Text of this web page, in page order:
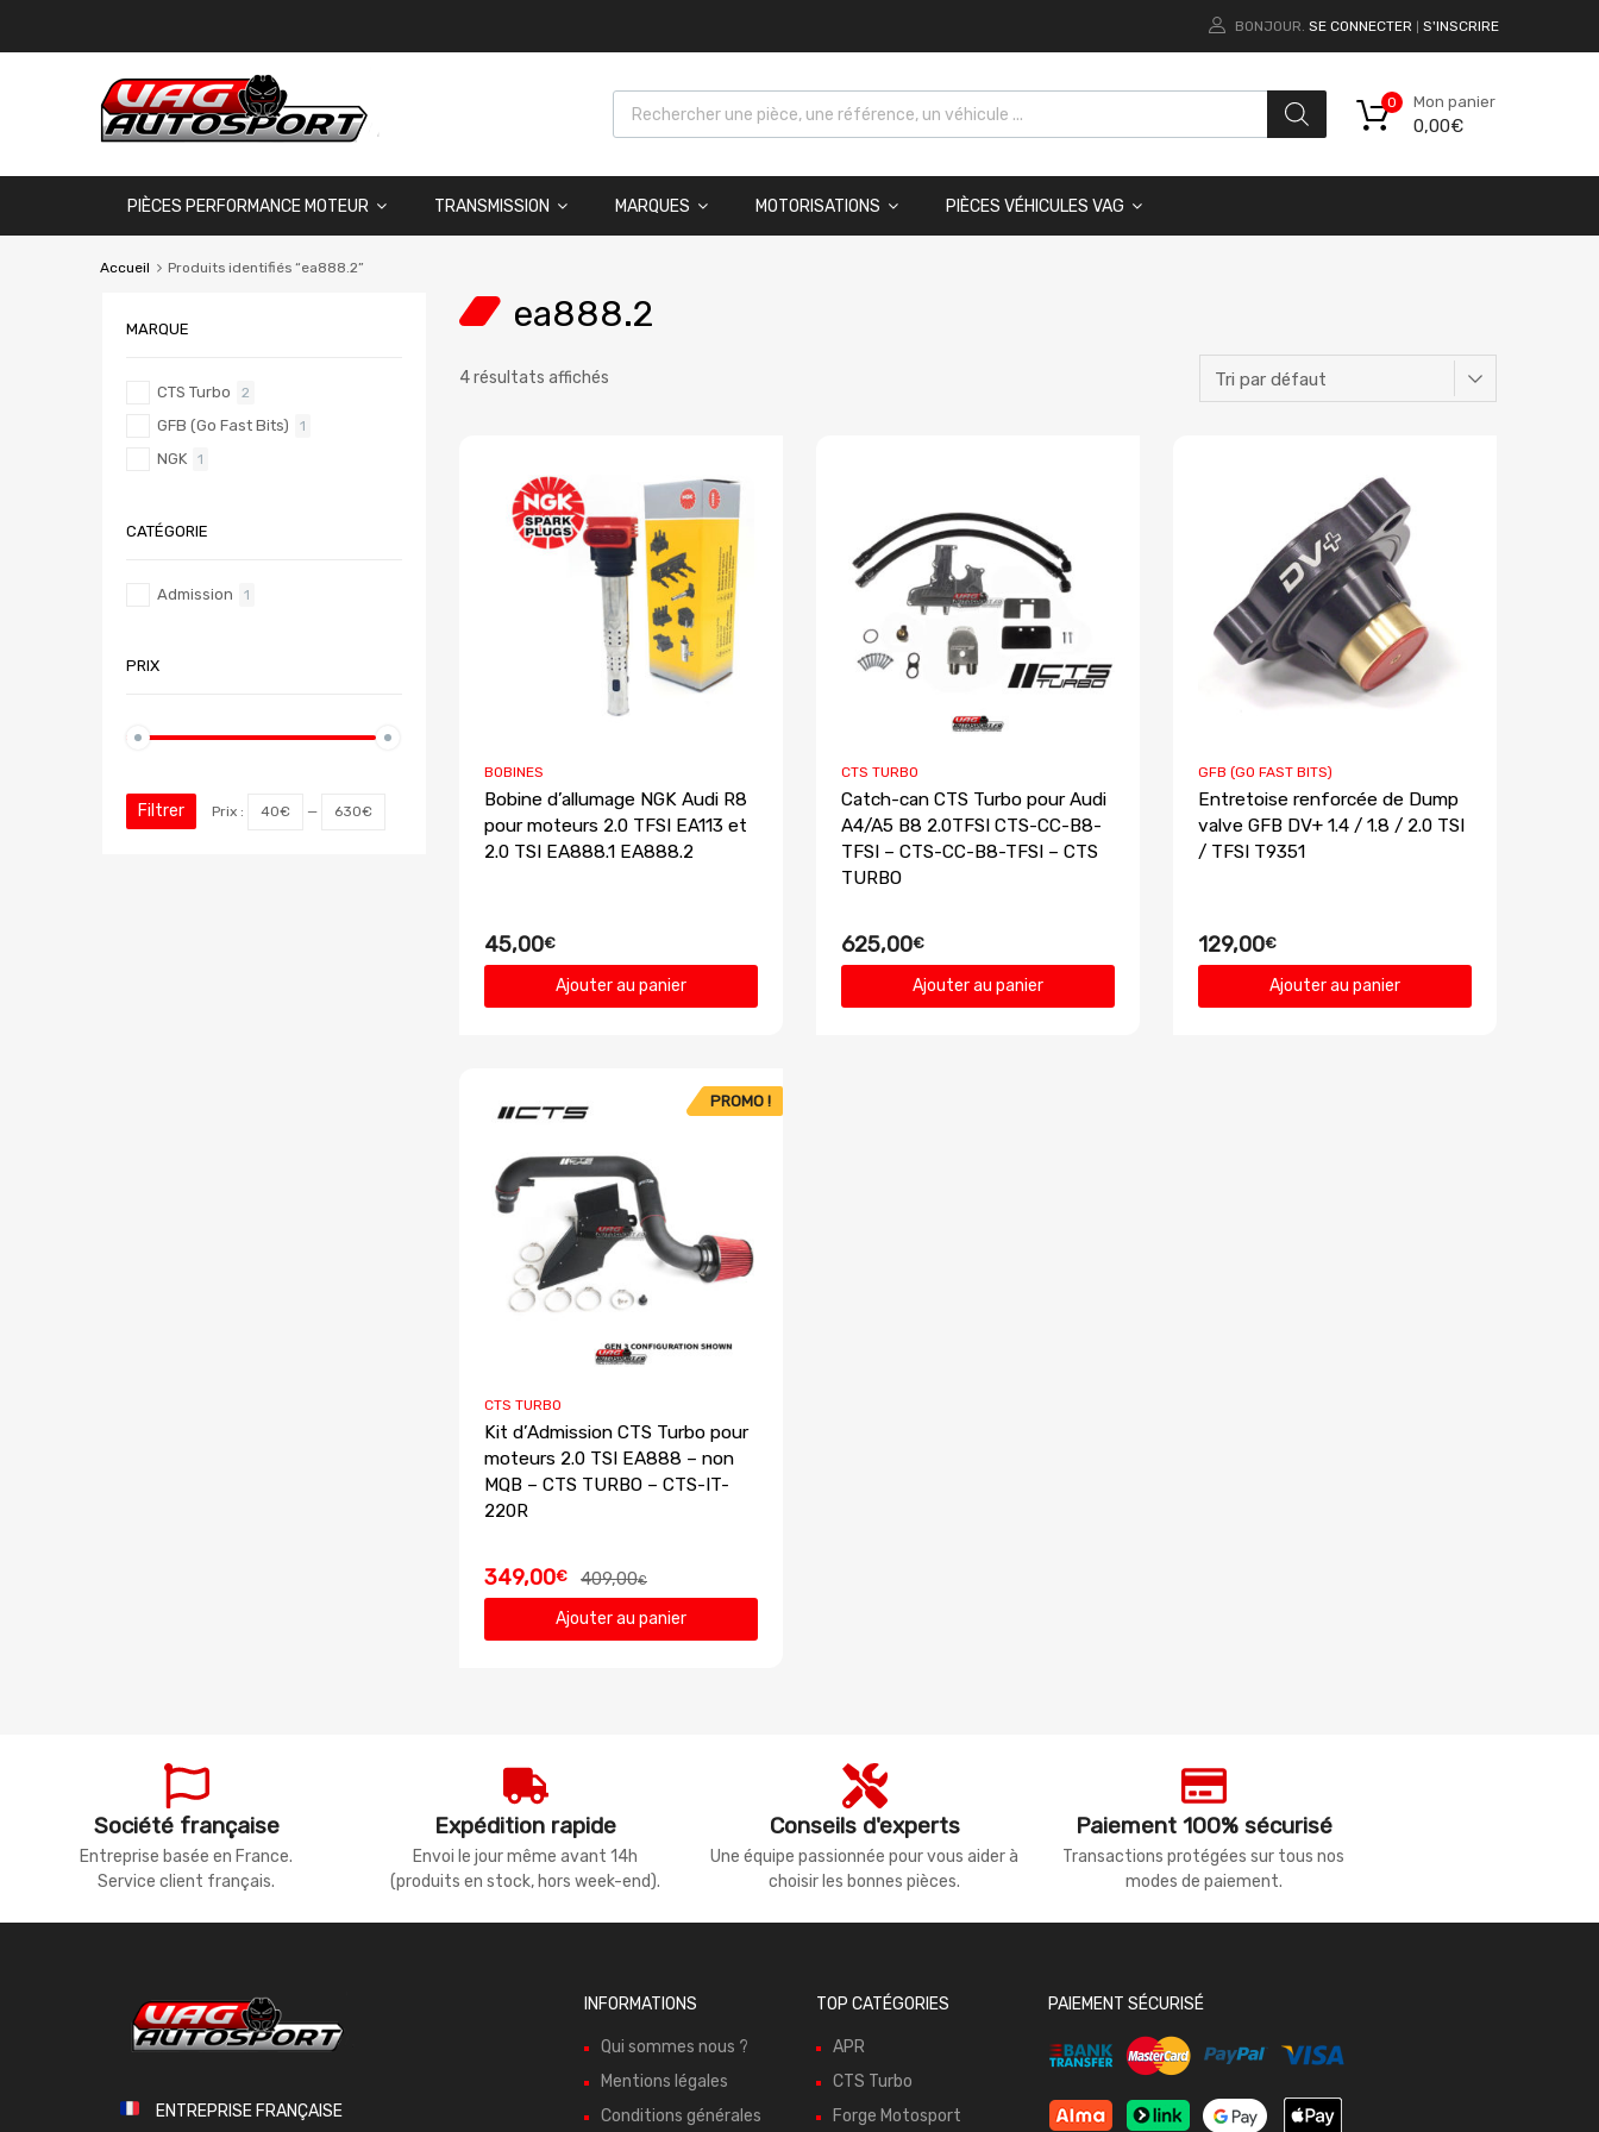
BONJOUR. SE CONNECTER S'INSCRIRE
Mon panier
0,00€
0
PIÈCES PERFORMANCE MOTEUR TRANSMISSION MARQUES MOTORISATIONS PIÈCES VÉHICULES VAG
Accueil Produits identifiés “ea888.2”
ea888.2
4 résultats affichés
BOBINES
Bobine d’allumage NGK Audi R8
pour moteurs 2.0 TFSI EA113 et
2.0 TSI EA888.1 EA888.2
45,00€
Ajouter au panier
CTS TURBO
Catch-can CTS Turbo pour Audi
A4/A5 B8 2.0TFSI CTS-CC-B8-
TFSI – CTS-CC-B8-TFSI – CTS
TURBO
625,00€
Ajouter au panier
GFB (GO FAST BITS)
Entretoise renforcée de Dump
valve GFB DV+ 1.4 / 1.8 / 2.0 TSI
/ TFSI T9351
129,00€
Ajouter au panier
PROMO !
CTS TURBO
Kit d’Admission CTS Turbo pour
moteurs 2.0 TSI EA888 – non
MQB – CTS TURBO – CTS-IT-
220R
409,00€
349,00€
Ajouter au panier
MARQUE
CTS Turbo 2
GFB (Go Fast Bits) 1
NGK 1
CATÉGORIE
Admission 1
PRIX
Filtrer Prix : 40€ — 630€
Société française
Entreprise basée en France.
Service client français.
Expédition rapide
Envoi le jour même avant 14h
(produits en stock, hors week-end).
Conseils d'experts
Une équipe passionnée pour vous aider à
choisir les bonnes pièces.
Paiement 100% sécurisé
Transactions protégées sur tous nos
modes de paiement.
ENTREPRISE FRANÇAISE
INFORMATIONS
Qui sommes nous ?
Mentions légales
Conditions générales
TOP CATÉGORIES
APR
CTS Turbo
Forge Motosport
PAIEMENT SÉCURISÉ